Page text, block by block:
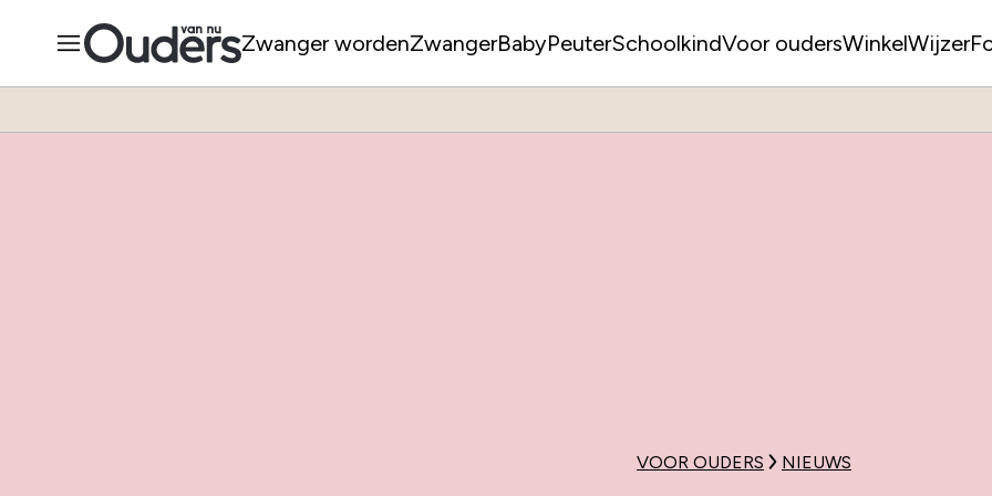
Zwanger wordenZwangerBabyPeuterSchoolkindVoor oudersWinkelWijzer
VOOR OUDERS NIEUWS